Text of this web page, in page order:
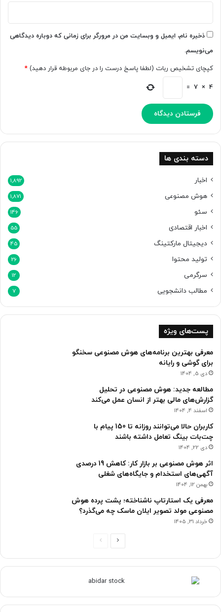
ه
ه
ش
ص
ن
ی
ه
س
ت
ن
د
م
ا
ی
م
م
و
س
ذخیره نام، ایمیل و وبسایت من در مرورگر برای زمانی که دوباره دیدگاهی
می‌نویسم.
کپچای تشخیص ربات (لطفا پاسخ درست را در جای مربوطه قرار دهید) *
4
×
7
=
دسته بندی ها
اخبار 1,892
هوش مصنوعی 1,871
سئو 146
اخبار اقتصادی 55
دیجیتال مارکتینگ 45
تولید محتوا 26
سرگرمی 12
مطالب دانشجویی 7
پست‌های ویژه
معرفی بهترین برنامه‌های هوش مصنوعی سخنگو
برای گوشی و رایانه
دی 5, 1404
مطالعه جدید: هوش مصنوعی در تحلیل
گزارش‌های مالی بهتر از انسان‌ عمل می‌کند
اسفند 4, 1404
کاربران حالا می‌توانند روزانه تا 150 پیام با
چت‌بات بینگ تعامل داشته باشند
دی 22, 1404
اثر هوش مصنوعی بر بازار کار: کاهش 19 درصدی
آگهی‌های استخدام و جایگاه‌های شغلی
بهمن 12, 1404
معرفی یک استارتاپ ناشناخته؛ پشت پرده هوش
مصنوعی مولد تصویر ایلان ماسک چه می‌گذرد؟
خرداد 31, 1405
ح
ه
ق
ح
ه
ب